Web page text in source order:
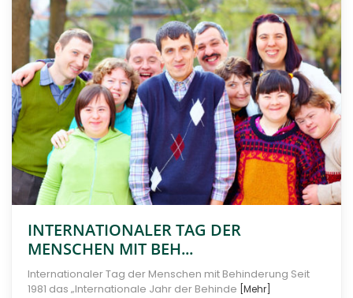
INTERNATIONALER TAG DER
MENSCHEN MIT BEH...
Internationaler Tag der Menschen mit Behinderung Seit
1981 das „Internationale Jahr der Behinde [Mehr]